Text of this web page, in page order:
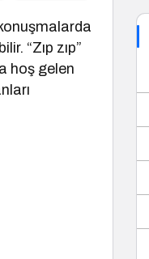
“Zıp zıp”
hoş gelen